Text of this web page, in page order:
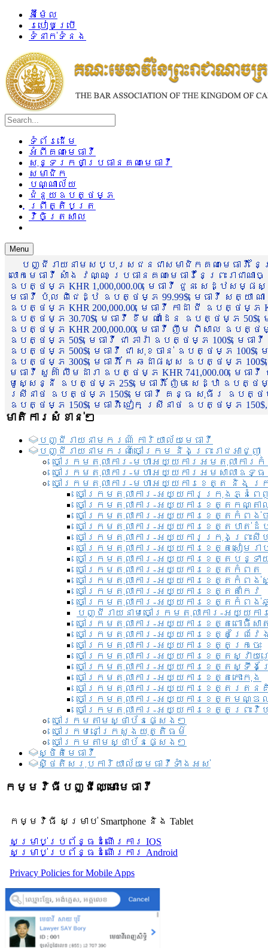
អ៊ីម៉ែល
របៀបប្រើ
ទំនាក់ទំនង
ទំព័រដើម
អំពីគណៈមេធាវី
សុន្ទរកថាប្រធានគណៈមេធាវី
សមាជិក
បណ្ណាល័យ
ជំនួយឧបត្ថម្ភ
ព្រឹត្តិបត្រ
វិចិត្រសាល
Menu
បញ្ជីរាយនាមសប្បុរសជនជាសមាជិកគណៈមេធាវី
លោកមេធាវី សាំង វណ្ណៈ ប្រធានគណៈមេធាវីនៃព្រះរា
ឧបត្ថម្ភ KHR 1,000,000.00, មេធាវី ជួន សេដ្ឋស
មេធាវី ប៉ុល ពិជេដ្ឋ ឧបត្ថម្ភ 99.99$, មេធាវី សត្យា ណ
ឧបត្ថម្ភ KHR 200,000.00, មេធាវី កាដា ជី ឧបត្ថម្ភ
ឧបត្ថម្ភ 30.70$, មេធាវី ខឹម ណាដែន ឧបត្ថម្ភ 50$,
ឧបត្ថម្ភ KHR 200,000.00, មេធាវី ញឹម ពិសាល ឧបត្ថ
ឧបត្ថម្ភ 50$, មេធាវី ជា ភារ៉ា ឧបត្ថម្ភ 100$, មេ
ឧបត្ថម្ភ 500$, មេធាវី ជា សុខចាន់ ឧបត្ថម្ភ
ឧបត្ថម្ភ 300$, មេធាវី កែ ឆដាផស្ស ឧបត្ថម្ភ
មេធាវី សួគ៌ា លឹមដារា ឧបត្ថម្ភ KHR 741,000.00, មេ
មូសេ្សន្នី ឧបត្ថម្ភ 25$, មេធាវី ញ៉ែម សេដ្ឋា ឧបត្ថ
ស្រីនាថ ឧបត្ថម្ភ 150$, មេធាវី គន្ធ សុធីរ ឧបត្ថម្ភ
ឧបត្ថម្ភ 150$, មេធាវី ជៀក ស្រីនាថ ឧបត្ថម្ភ 150$,
មាតិការសំខាន់ៗ
បញ្ជី​រាយ​នាមករណ៍ ការិយាល័យ​មេធាវី​
បញ្ជី​រាយ​នាមករណ៍​ចៅក្រម និងព្រះរាជអាជ្ញា
ចៅក្រមតុលាការ-មហាអយ្យការអមតុលាការ
ចៅក្រមតុលាការ-មហាអយ្យការអមសាលាឧទ្
ចៅក្រមតុលាការ-មហាអយ្យការខេត្ត និង ក្
ចៅក្រមតុលាការ-អយ្យការក្រុងភ្នំពេ
ចៅក្រមតុលាការ-អយ្យការខេត្តកណ្តា
ចៅក្រមតុលាការ-អយ្យការខេត្តកំពង់ច
ចៅក្រមតុលាការ-អយ្យការខេត្តបាត់ដំ
ចៅក្រមតុលាការ-អយ្យការ​ក្រុងព្រះសី
ចៅក្រមតុលាការ-អយ្យការខេត្តសៀមរា
ចៅក្រមតុលាការ-អយ្យការខេត្តបន្ទា
ចៅក្រមតុលាការ-អយ្យការខេត្តកំពត
ចៅក្រមតុលាការ-អយ្យការខេត្តកំពង់
ចៅក្រមតុលាការ-អយ្យការខេត្តតាកែវ
ចៅក្រមតុលាការ-អយ្យការខេត្តកំពង់
បញ្ជីរាយនាមចៅក្រមតុលាការ-អយ្យក
ចៅក្រមតុលាការ-អយ្យការខេត្តពោធិ៍សា
ចៅក្រមតុលាការ-អយ្យការខេត្តព្រៃវែ
ចៅក្រមតុលាការ-អយ្យការខេត្តក្រចេះ
ចៅក្រមតុលាការ-អយ្យការខេត្តស្វាយ
ចៅក្រមតុលាការ-អយ្យការខេត្តស្ទឹង
ចៅក្រមតុលាការ-អយ្យការខេត្តកោះកុង
ចៅក្រមតុលាការ-អយ្យការខេត្តរតន
ចៅក្រមតុលាការ-អយ្យការខេត្តមណ្
ចៅក្រមតុលាការ-អយ្យការខេត្តព្រះវិហ
ចៅក្រមតាមស្ថាប័នផ្សេងៗ
ចៅក្រមនៅក្រសួងយុត្តិធម៌
ចៅក្រមតាមស្ថាប័នផ្សេងៗ
ស្ថិតិមេធាវី
សិ្ថតិសរុបការិយាល័យមេធាវីទាំងអស់​
កម្មវិធីបញ្ជីឈ្មោះមេធាវី
កម្មវិធី សម្រាប់ Smartphone និង Tablet
សម្រាប់​ប្រព័ន្ធដំណើរការ IOS
សម្រាប់​ប្រព័ន្ធដំណើរការ Android
Privacy Policies for Mobile Apps